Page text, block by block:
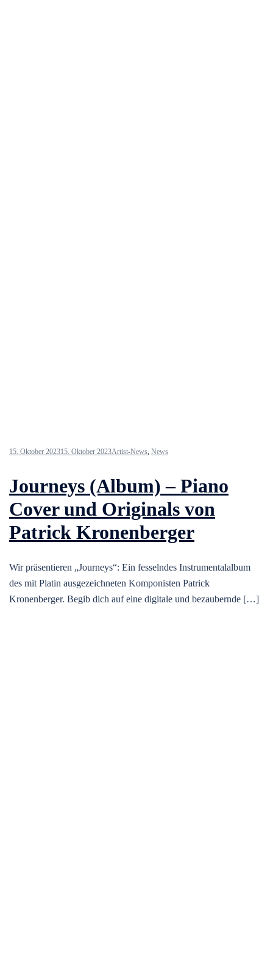
15. Oktober 202315. Oktober 2023Artist-News, News
Journeys (Album) – Piano
Cover und Originals von
Patrick Kronenberger
Wir präsentieren „Journeys“: Ein fesselndes Instrumentalalbum
des mit Platin ausgezeichneten Komponisten Patrick
Kronenberger. Begib dich auf eine digitale und bezaubernde […]